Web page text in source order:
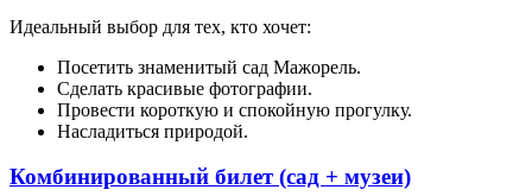
Идеальный выбор для тех, кто хочет:
Посетить знаменитый сад Мажорель.
Сделать красивые фотографии.
Провести короткую и спокойную прогулку.
Насладиться природой.
Комбинированный билет (сад + музеи)